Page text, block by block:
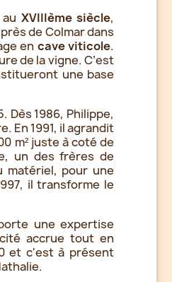
XVIIIème siècle,
de Colmar dans
en cave viticole.
de la vigne. C’est
une base
Dès 1986, Philippe,
En 1991, il agrandit
m² juste à coté de
un des frères de
matériel, pour une
il transforme le
une expertise
accrue tout en
et c'est à présent